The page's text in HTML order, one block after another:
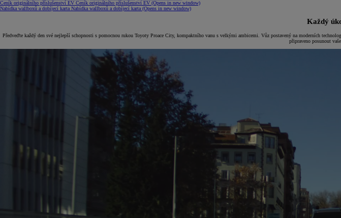
Ceník originálního příslušenství EV Ceník originálního příslušenství EV (Opens in new window)
Nabídka wallboxů a dobíjecí karta Nabídka wallboxů a dobíjecí karta (Opens in new window)
Každý
Předveďte každý den své nejlepší schopnosti s pomocnou rukou Toyoty Proace City, kompaktního vanu s velkými ambicemi. Vůz postavený na moderních
připraveno posunout